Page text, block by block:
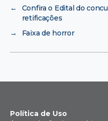
←
Confira o Edital do
retificações
→
Faixa de horror
Política de Uso